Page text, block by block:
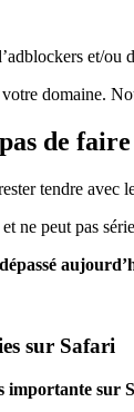
et/ou
domaine.
de faire
tendre avec
et ne peut pas
sur Safari
sur